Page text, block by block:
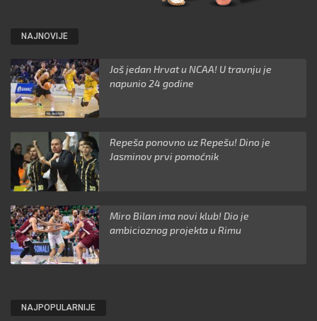
NAJNOVIJE
Još jedan Hrvat u NCAA! U travnju je
napunio 24 godine
Repeša ponovno uz Repešu! Dino je
Jasminov prvi pomoćnik
Miro Bilan ima novi klub! Dio je
ambicioznog projekta u Rimu
NAJPOPULARNIJE